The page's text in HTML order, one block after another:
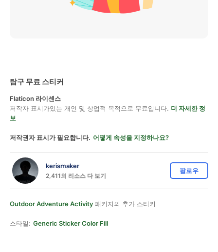
탐구 무료 스티커
Flaticon 라이센스
저작자 표시가있는 개인 및 상업적 목적으로 무료입니다. 더 자세한 정
보
저작권자 표시가 필요합니다. 어떻게 속성을 지정하나요?
kerismaker
2,411의 리소스 다 보기
팔로우
Outdoor Adventure Activity 패키지의 추가 스티커
스타일: Generic Sticker Color Fill